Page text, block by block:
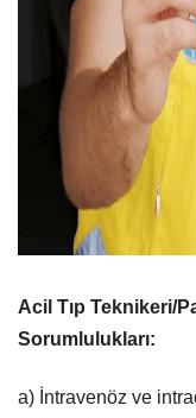
Acil Tıp Teknikeri/
Sorumlulukları:
a) İntravenöz ve